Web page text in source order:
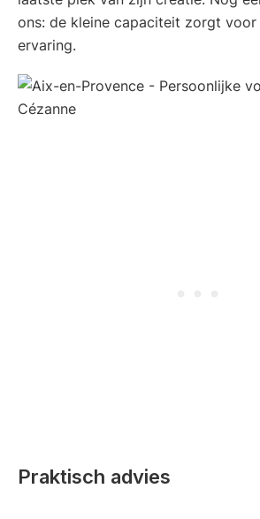
ons: de kleine capaciteit zorgt voor
ervaring.
Praktisch advies